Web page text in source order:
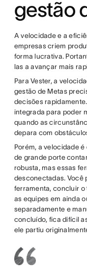
gestão
A velocidade e a
empresas criem
forma lucrativa.
las a avançar mais
Para Vester, a
gestão de Metas
decisões
integrada para poder
quando as
depara com
Porém, a velocidade
de grande porte
robusta, mas essas
desconectadas. Você
ferramenta, concluir
as equipes em ainda
separadamente e
concluído, fica difícil
ele partiu